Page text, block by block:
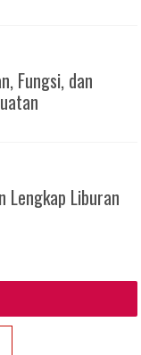
Fungsi, dan
Lengkap Liburan